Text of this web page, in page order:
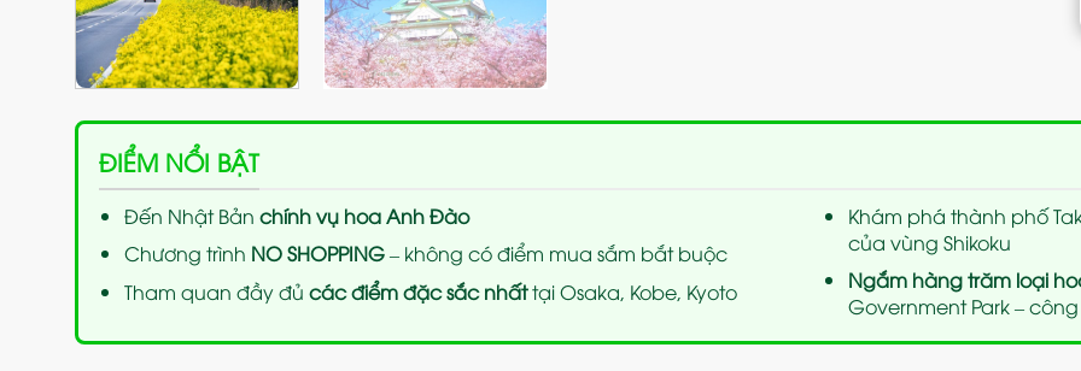
ĐIỂM NỔI BẬT
Đến Nhật Bản chính vụ hoa Anh Đào
Chương trình NO SHOPPING– không có điểm mua sắm bắt buộc
Tham quan đầy đủ các điểm đặc sắc nhấttại Osaka, Kobe, Kyoto
Khám phá thành phố
của vùng Shikoku
Ngắm hàng trăm loại
GovernmentPark –